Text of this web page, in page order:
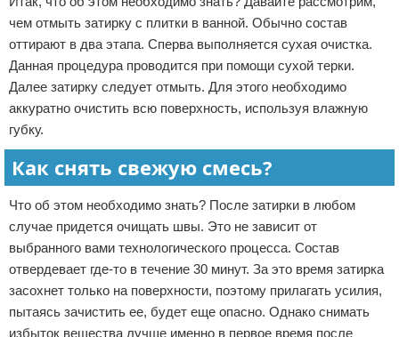
чем отмыть затирку с плитки в ванной. Обычно состав
оттирают в два этапа. Сперва выполняется сухая очистка.
Данная процедура проводится при помощи сухой терки.
Далее затирку следует отмыть. Для этого необходимо
аккуратно очистить всю поверхность, используя влажную
губку.
Как снять свежую смесь?
Что об этом необходимо знать? После затирки в любом
случае придется очищать швы. Это не зависит от
выбранного вами технологического процесса. Состав
отвердевает где-то в течение 30 минут. За это время затирка
засохнет только на поверхности, поэтому прилагать усилия,
пытаясь зачистить ее, будет еще опасно. Однако снимать
избыток вещества лучше именно в первое время после